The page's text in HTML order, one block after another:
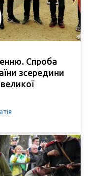
Спроба
зсередини